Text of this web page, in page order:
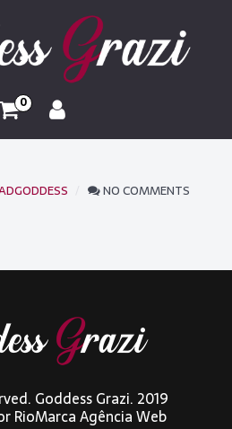
0
NO COMMENTS
Goddess Grazi. 2019
RioMarca Agência Web